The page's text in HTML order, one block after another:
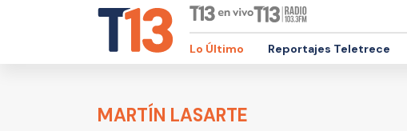
Lo Último Reportajes Teletrece
MARTÍN LASARTE